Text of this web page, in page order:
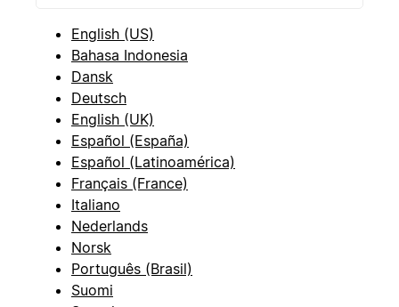
English (US)
Bahasa Indonesia
Dansk
Deutsch
English (UK)
Español (España)
Español (Latinoamérica)
Français (France)
Italiano
Nederlands
Norsk
Português (Brasil)
Suomi